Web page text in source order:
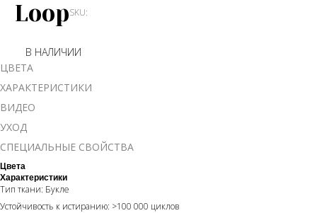
LoopSKU:
В НАЛИЧИИ
ЦВЕТА
ХАРАКТЕРИСТИКИ
ВИДЕО
УХОД
СПЕЦИАЛЬНЫЕ СВОЙСТВА
Цвета
Характеристики
Тип ткани: Букле
Устойчивость к истиранию: >100 000 циклов